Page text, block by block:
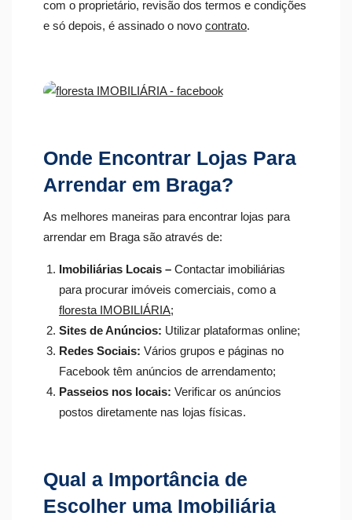
com o proprietário, revisão dos termos e condições
e só depois, é assinado o novo contrato.
Onde Encontrar Lojas Para
Arrendar em Braga?
As melhores maneiras para encontrar lojas para
arrendar em Braga são através de:
Imobiliárias Locais – Contactar imobiliárias
para procurar imóveis comerciais, como a
floresta IMOBILIÁRIA;
Sites de Anúncios: Utilizar plataformas online;
Redes Sociais: Vários grupos e páginas no
Facebook têm anúncios de arrendamento;
Passeios nos locais: Verificar os anúncios
postos diretamente nas lojas físicas.
Qual a Importância de
Escolher uma Imobiliária